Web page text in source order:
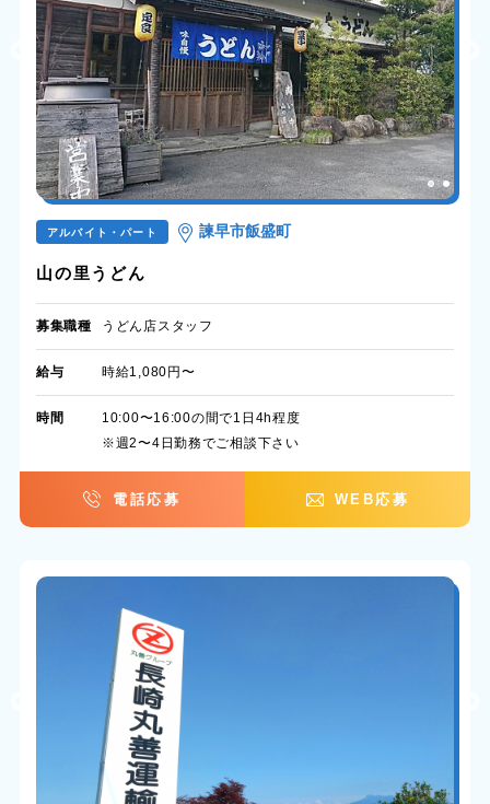
アルバイト・パート 諫早市飯盛町
山の里うどん
募集職種 うどん店スタッフ
給与 時給1,080円〜
時間
10:00〜16:00の間で1日4h程度
※週2〜4日勤務でご相談下さい
電話応募 WEB応募